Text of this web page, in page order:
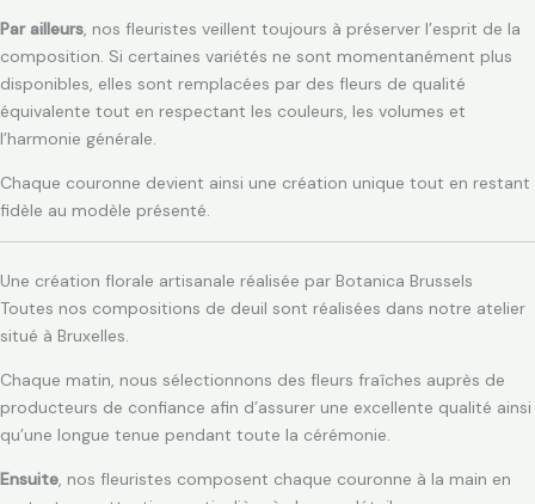
Par ailleurs, nos fleuristes veillent toujours à préserver l’esprit de la
composition. Si certaines variétés ne sont momentanément plus
disponibles, elles sont remplacées par des fleurs de qualité
équivalente tout en respectant les couleurs, les volumes et
l’harmonie générale.
Chaque couronne devient ainsi une création unique tout en restant
fidèle au modèle présenté.
Une création florale artisanale réalisée par Botanica Brussels
Toutes nos compositions de deuil sont réalisées dans notre atelier
situé à Bruxelles.
Chaque matin, nous sélectionnons des fleurs fraîches auprès de
producteurs de confiance afin d’assurer une excellente qualité ainsi
qu’une longue tenue pendant toute la cérémonie.
Ensuite, nos fleuristes composent chaque couronne à la main en